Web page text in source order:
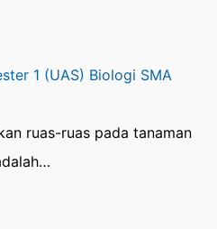
1 (UAS) Biologi SMA
ruas-ruas pada tanaman